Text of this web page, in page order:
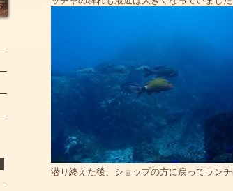
潜り終えた後、ショップの方に戻ってラン